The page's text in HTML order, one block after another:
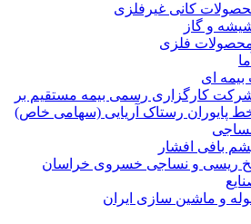
كانی غيرفلزی
و گاز
فلزی
آما
ای
کارگزاری رسمی بیمه مستقیم بر
پایوران رستاک آریایی (سهامی خاص)
بافی افشار
ریسی و نساجی خسروی خراسان
و ماشین سازی ایران